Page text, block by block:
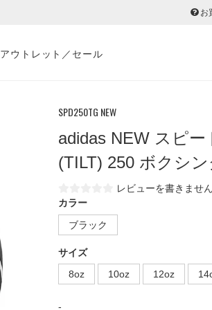
お
アウトレット／セール
SPD250TG NEW
adidas NEW スピー
(TILT) 250 ボクシ
レビューを書きませ
カラー
ブラック
サイズ
8oz
10oz 12oz
-